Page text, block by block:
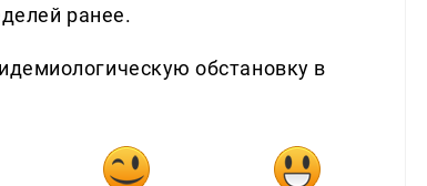
ранее.
обстановку в